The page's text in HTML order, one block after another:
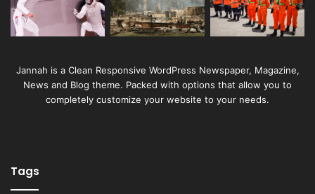
Jannah is a Clean Responsive WordPress Newspaper, Magazine,
News and Blog theme. Packed with options that allow you to
completely customize your website to your needs.
Tags